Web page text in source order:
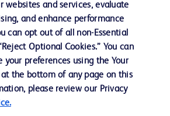
de cookies
and services, evaluate
and enhance performance
can opt out of all non-Essential
Optional Cookies.” You can
your preferences using the Your
at the bottom of any page on this
please review our Privacy